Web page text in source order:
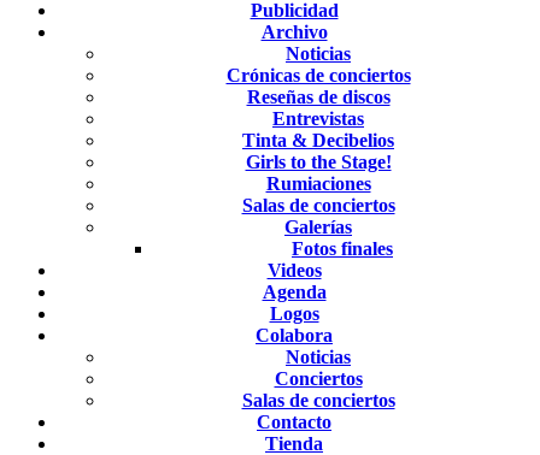
Publicidad
Archivo
Noticias
Crónicas de conciertos
Reseñas de discos
Entrevistas
Tinta & Decibelios
Girls to the Stage!
Rumiaciones
Salas de conciertos
Galerías
Fotos finales
Videos
Agenda
Logos
Colabora
Noticias
Conciertos
Salas de conciertos
Contacto
Tienda